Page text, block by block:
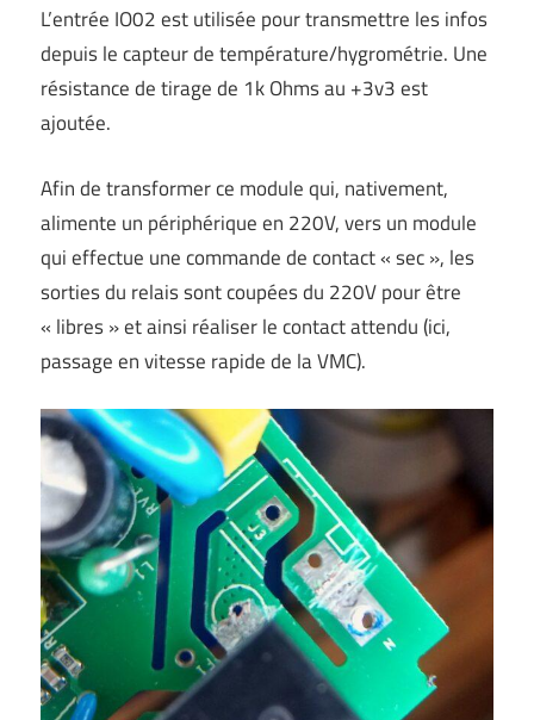
L’entrée IO02 est utilisée pour transmettre les infos
depuis le capteur de température/hygrométrie. Une
résistance de tirage de 1k Ohms au +3v3 est
ajoutée.
Afin de transformer ce module qui, nativement,
alimente un périphérique en 220V, vers un module
qui effectue une commande de contact « sec », les
sorties du relais sont coupées du 220V pour être
« libres » et ainsi réaliser le contact attendu (ici,
passage en vitesse rapide de la VMC).